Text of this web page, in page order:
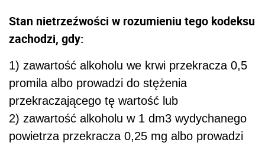
Stan nietrzeźwości w rozumieniu tego kodeksu
zachodzi, gdy:
1) zawartość alkoholu we krwi przekracza 0,5
promila albo prowadzi do stężenia
przekraczającego tę wartość lub
2) zawartość alkoholu w 1 dm3 wydychanego
powietrza przekracza 0,25 mg albo prowadzi